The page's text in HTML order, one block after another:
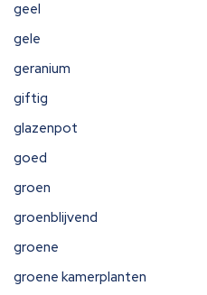
geel
gele
geranium
giftig
glazenpot
goed
groen
groenblijvend
groene
groene kamerplanten